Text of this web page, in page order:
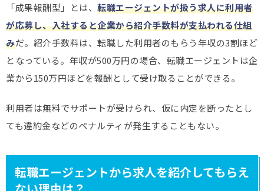
「成果報酬型」とは、 転職エージェントが扱う求人に利用者
が応募し、入社すると企業から紹介手数料が支払われる仕組
みだ。紹介手数料は、転職した利用者のもらう年収の3割ほど
となっている。年収が500万円の場合、転職エージェントは企
業から150万円ほどを報酬として受け取ることができる。
利用者は無料でサポートが受けられ、仮に内定を断ったとし
ても違約金などのペナルティが発生することもない。
転職エージェントから求人を紹介してもらえ